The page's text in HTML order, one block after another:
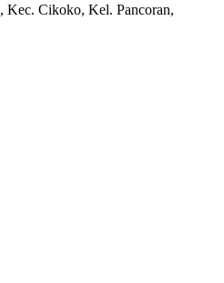
Kec. Cikoko, Kel. Pancoran,